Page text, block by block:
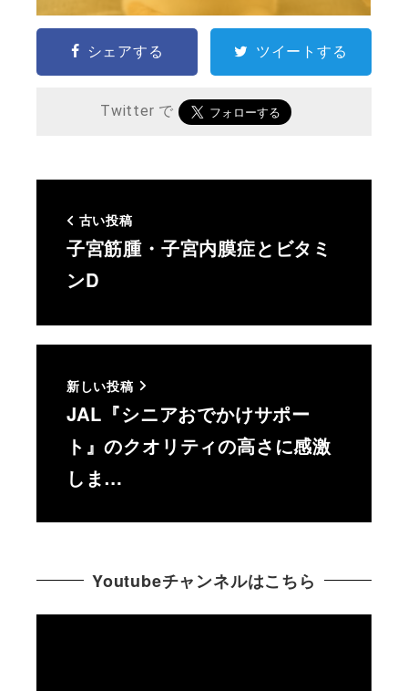
シェアする ツイートする
Twitter で
古い投稿
子宮筋腫・子宮内膜症とビタミ
ンD
新しい投稿
JAL『シニアおでかけサポー
ト』のクオリティの高さに感激
しま…
Youtubeチャンネルはこちら